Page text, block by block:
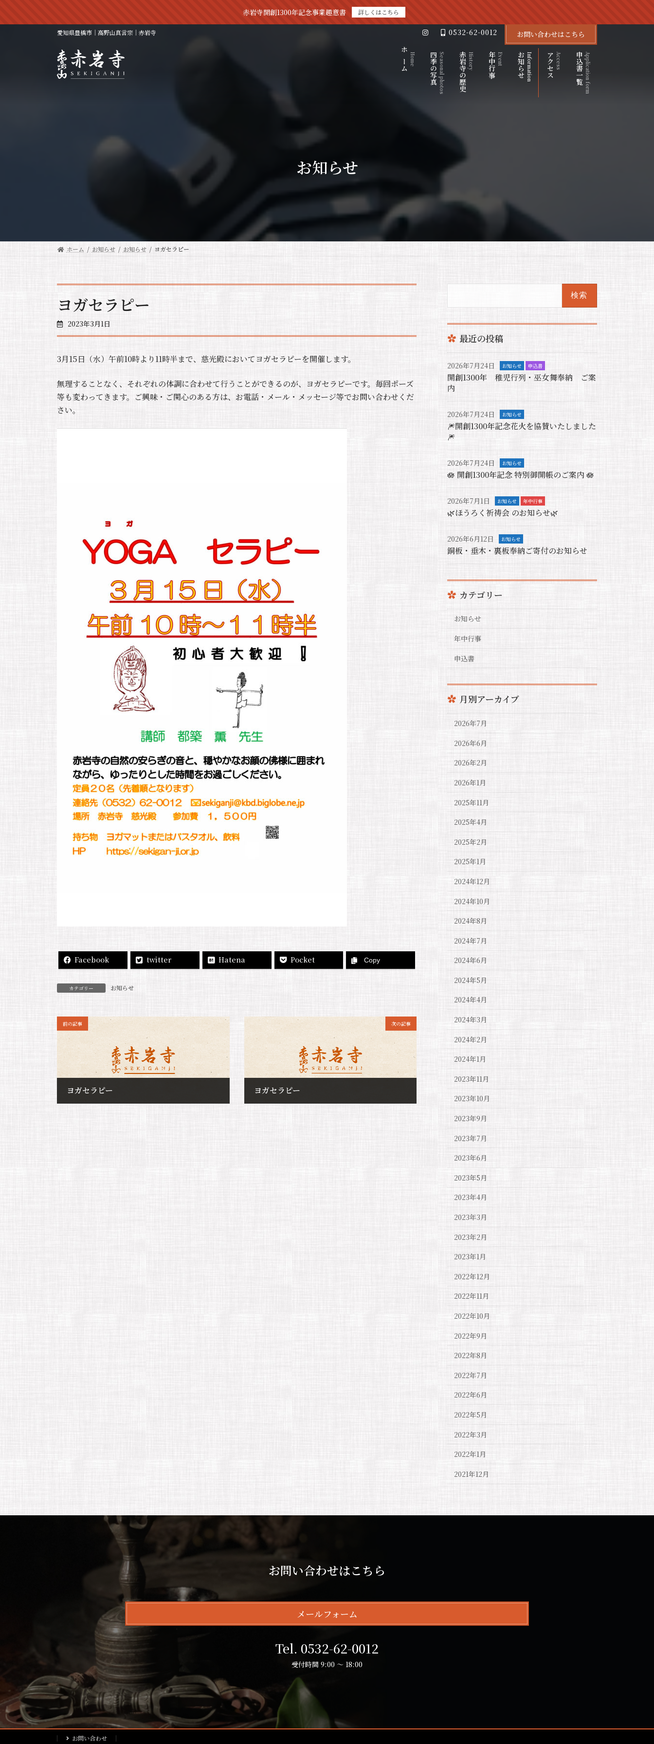
テ
ゲ
赤岩寺開創1300年記念事業趣意書 詳しくはこちら
愛知県豊橋市｜高野山真言宗｜赤岩寺 0532-62-0012 お問い合わせはこちら
ホーム Home 四季の写真Seasonal photos 赤岩寺の歴史History 年中行事 Event お知らせInformation アクセス Access 申込書一覧Application form
お知らせ
ホーム お知らせ お知らせ ヨガセラピー
ヨガセラピー
2023年3月1日
3月15日（水）午前10時より11時半まで、慈光殿においてヨガセラピーを開催します。
無理することなく、それぞれの体調に合わせて行うことができるのが、ヨガセラピーです。毎回ポーズ
等も変わってきます。ご興味・ご関心のある方は、お電話・メール・メッセージ等でお問い合わせくだ
さい。
Facebook twitter Hatena Pocket Copy
カテゴリー お知らせ
前の記事
ヨガセラピー
次の記事
ヨガセラピー
最近の投稿
2026年7月24日 お知らせ 申込書
開創1300年 稚児行列・巫女舞奉納 ご案
内
2026年7月24日 お知らせ
🎆開創1300年記念花火を協賛いたしました
🎆
2026年7月24日 お知らせ
🪷 開創1300年記念 特別御開帳のご案内 🪷
2026年7月1日 お知らせ 年中行事
🌿ほうろく祈祷会 のお知らせ🌿
2026年6月12日 お知らせ
銅板・垂木・裏板奉納ご寄付のお知らせ
カテゴリー
お知らせ
年中行事
申込書
月別アーカイブ
2026年7月
2026年6月
2026年2月
2026年1月
2025年11月
2025年4月
2025年2月
2025年1月
2024年12月
2024年10月
2024年8月
2024年7月
2024年6月
2024年5月
2024年4月
2024年3月
2024年2月
2024年1月
2023年11月
2023年10月
2023年9月
2023年7月
2023年6月
2023年5月
2023年4月
2023年3月
2023年2月
2023年1月
2022年12月
2022年11月
2022年10月
2022年9月
2022年8月
2022年7月
2022年6月
2022年5月
2022年3月
2022年1月
2021年12月
お問い合わせはこちら
メールフォーム
Tel. 0532-62-0012
受付時間 9:00 ～ 18:00
お問い合わせ